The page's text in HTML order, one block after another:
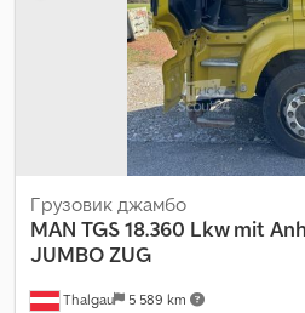
Полная масса автомобиля: 18.000
Thalgau 5 589 km
Грузовик джамбо
MAN TGS 18.360 Lkw mit
JUMBO ZUG